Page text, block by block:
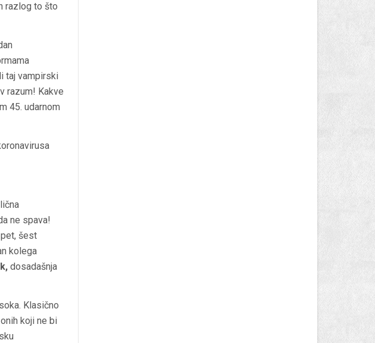
razlog to što
taj vampirski
razum! Kakve
45. udarnom
ne spava!
šest
kolega
dosadašnja
Klasično
koji ne bi